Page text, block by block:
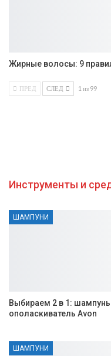
Жирные волосы: 9
ПРЕД СЛЕД 1 из 99
Инструменты и
ШАМПУНИ
Выбираем 2 в 1: шампунь
ополаскиватель Avon
ШАМПУНИ